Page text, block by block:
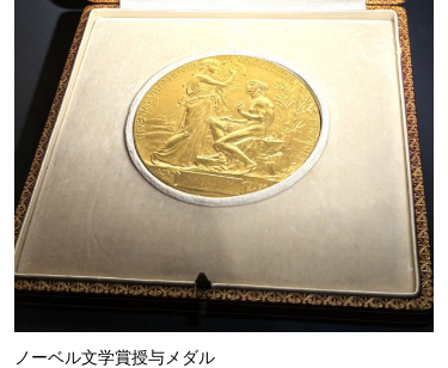
ノーベル文学賞授与メダル